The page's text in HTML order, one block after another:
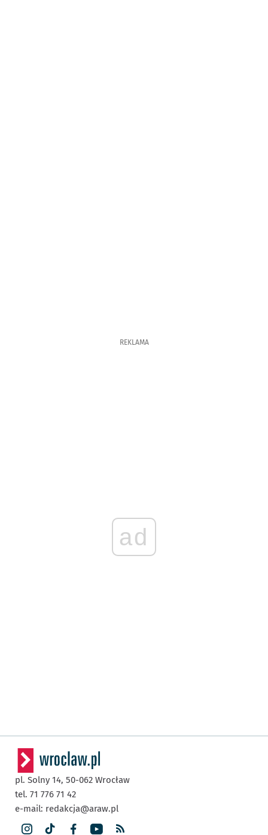
REKLAMA
ad
pl. Solny 14, 50-062 Wrocław
tel. 71 776 71 42
e-mail: redakcja@araw.pl